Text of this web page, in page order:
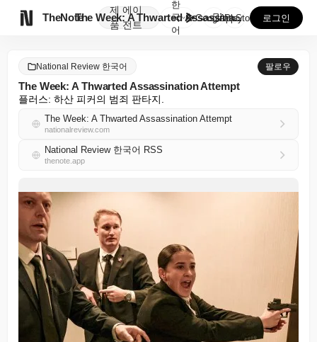
TheNote
제
품
에이
전트
The Week: A Thwarted Assassina...
한
국
어
GooglePlay
AppStore 로그인
National Review 한국어 팔로우
The Week: A Thwarted Assassination Attempt
플러스: 하산 피커의 범죄 판타지.
The Week: A Thwarted Assassination Attempt
nationalreview.com
National Review 한국어 RSS
thenote.app